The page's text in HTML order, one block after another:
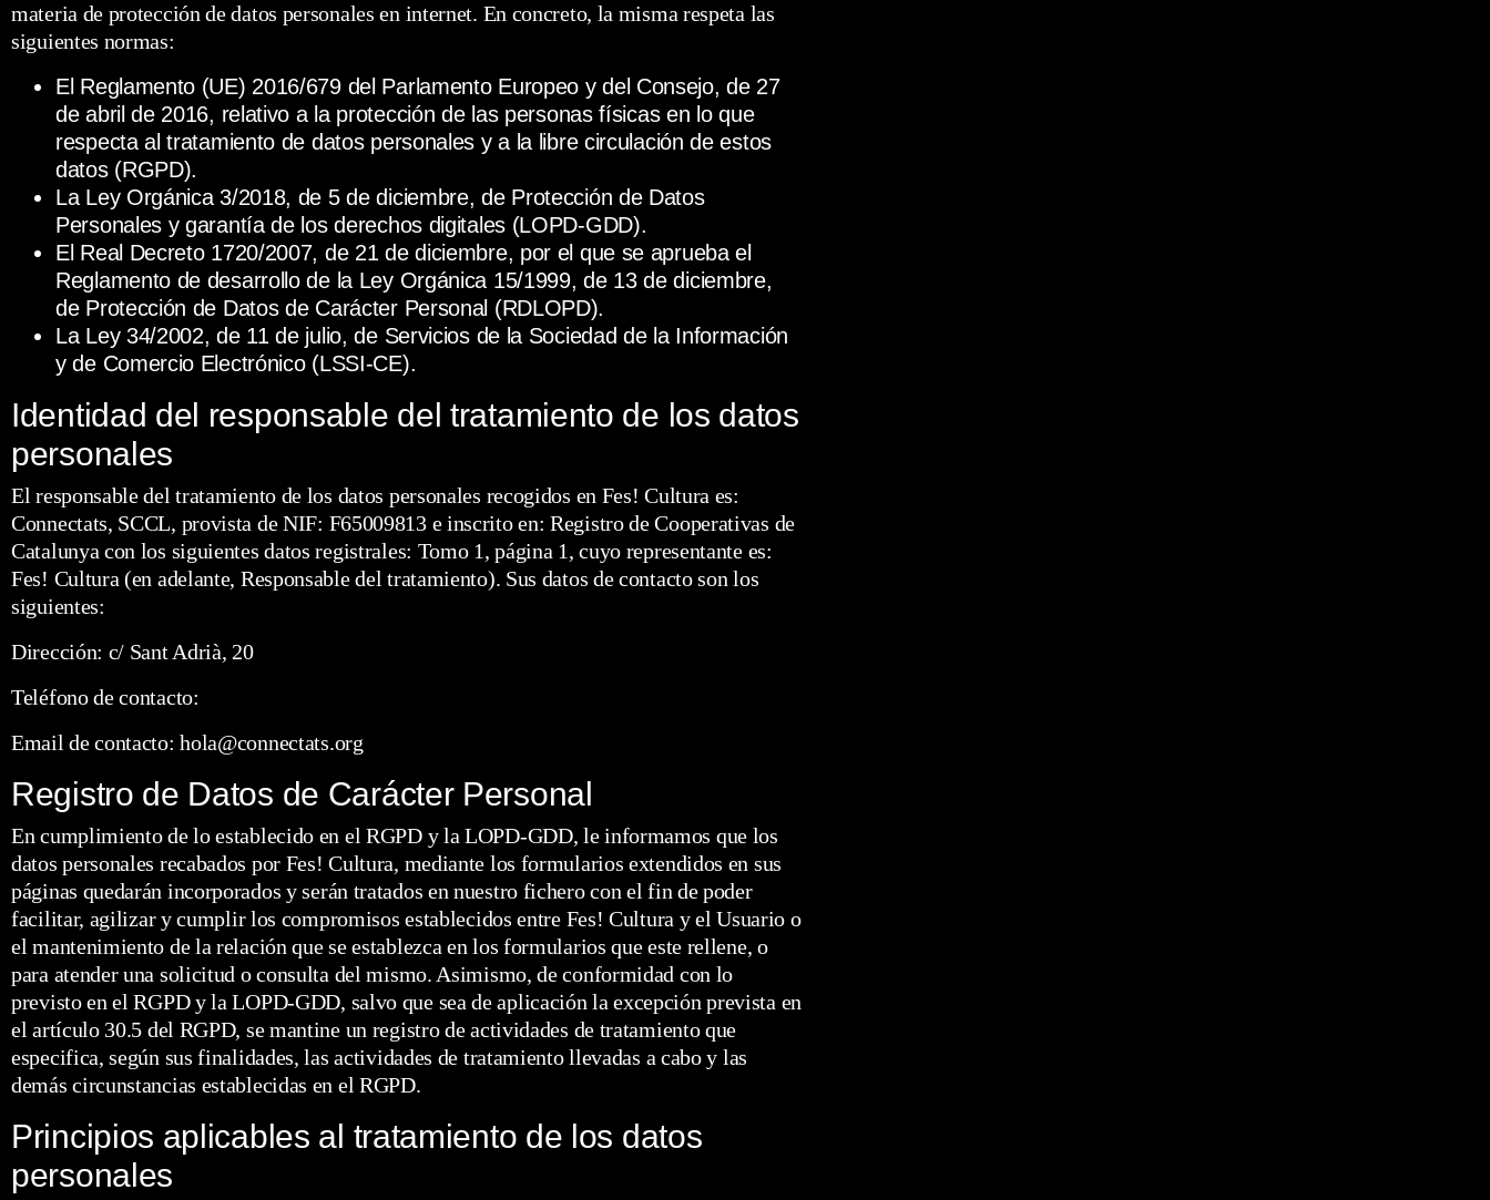
materia de protección de datos personales en internet. En concreto, la misma respeta las
siguientes normas:
El Reglamento (UE) 2016/679 del Parlamento Europeo y del Consejo, de 27
de abril de 2016, relativo a la protección de las personas físicas en lo que
respecta al tratamiento de datos personales y a la libre circulación de estos
datos (RGPD).
La Ley Orgánica 3/2018, de 5 de diciembre, de Protección de Datos
Personales y garantía de los derechos digitales (LOPD-GDD).
El Real Decreto 1720/2007, de 21 de diciembre, por el que se aprueba el
Reglamento de desarrollo de la Ley Orgánica 15/1999, de 13 de diciembre,
de Protección de Datos de Carácter Personal (RDLOPD).
La Ley 34/2002, de 11 de julio, de Servicios de la Sociedad de la Información
y de Comercio Electrónico (LSSI-CE).
Identidad del responsable del tratamiento de los datos
personales
El responsable del tratamiento de los datos personales recogidos en Fes! Cultura es:
Connectats, SCCL, provista de NIF: F65009813 e inscrito en: Registro de Cooperativas de
Catalunya con los siguientes datos registrales: Tomo 1, página 1, cuyo representante es:
Fes! Cultura (en adelante, Responsable del tratamiento). Sus datos de contacto son los
siguientes:
Dirección: c/ Sant Adrià, 20
Teléfono de contacto:
Email de contacto: hola@connectats.org
Registro de Datos de Carácter Personal
En cumplimiento de lo establecido en el RGPD y la LOPD-GDD, le informamos que los
datos personales recabados por Fes! Cultura, mediante los formularios extendidos en sus
páginas quedarán incorporados y serán tratados en nuestro fichero con el fin de poder
facilitar, agilizar y cumplir los compromisos establecidos entre Fes! Cultura y el Usuario o
el mantenimiento de la relación que se establezca en los formularios que este rellene, o
para atender una solicitud o consulta del mismo. Asimismo, de conformidad con lo
previsto en el RGPD y la LOPD-GDD, salvo que sea de aplicación la excepción prevista en
el artículo 30.5 del RGPD, se mantine un registro de actividades de tratamiento que
especifica, según sus finalidades, las actividades de tratamiento llevadas a cabo y las
demás circunstancias establecidas en el RGPD.
Principios aplicables al tratamiento de los datos
personales